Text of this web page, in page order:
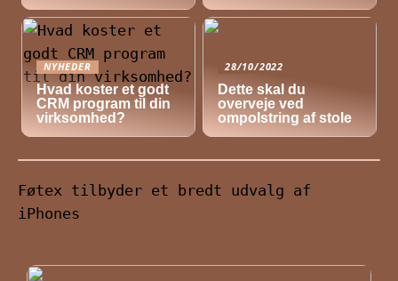
NYHEDER
Hvad koster et godt
CRM program til din
virksomhed?
28/10/2022
Dette skal du
overveje ved
ompolstring af stole
Føtex tilbyder et bredt udvalg af
iPhones